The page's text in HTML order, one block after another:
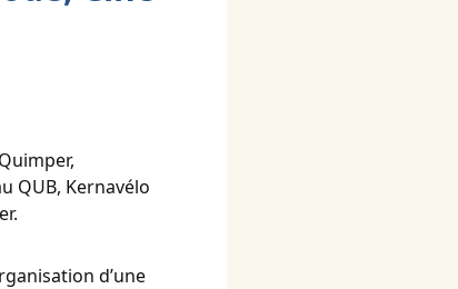
QUB, Kernavélo
d’une